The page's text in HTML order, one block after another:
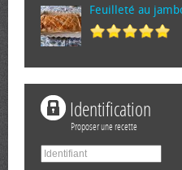
Feuilleté au
Identification
Proposer une recette